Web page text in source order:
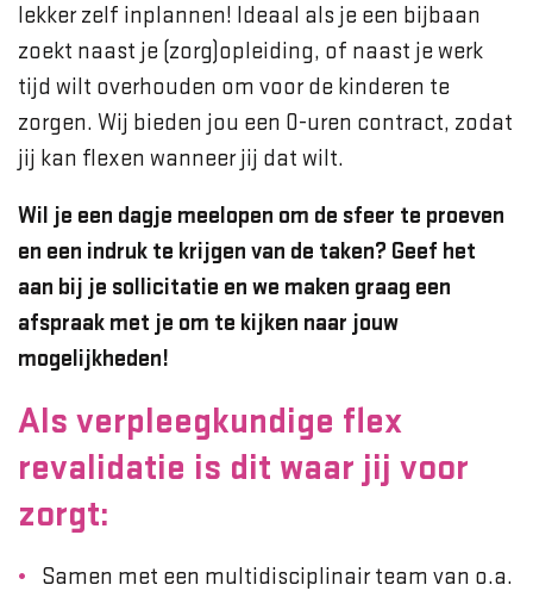
lekker zelf inplannen! Ideaal als je een bijbaan
zoekt naast je (zorg)opleiding, of naast je werk
tijd wilt overhouden om voor de kinderen te
zorgen. Wij bieden jou een 0-uren contract, zodat
jij kan flexen wanneer jij dat wilt.
Wil je een dagje meelopen om de sfeer te proeven
en een indruk te krijgen van de taken? Geef het
aan bij je sollicitatie en we maken graag een
afspraak met je om te kijken naar jouw
mogelijkheden!
Als verpleegkundige flex
revalidatie is dit waar jij voor
zorgt:
Samen met een multidisciplinair team van o.a.